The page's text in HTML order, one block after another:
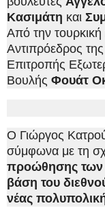
Κασιμάτη και
Από την
Αντιπρόεδρος
Επιτροπής
Βουλής Φουάτ
Ο Γιώργος
σύμφωνα με τη
προώθησης των
βάση του
νέας